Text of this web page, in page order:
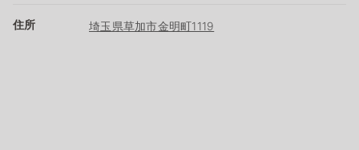
住所 埼玉県草加市金明町1119